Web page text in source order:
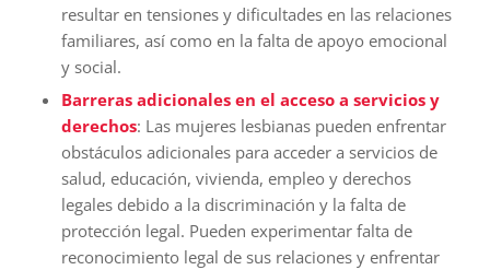
resultar en tensiones y dificultades en las relaciones
familiares, así como en la falta de apoyo emocional
y social.
Barreras adicionales en el acceso a servicios y
derechos: Las mujeres lesbianas pueden enfrentar
obstáculos adicionales para acceder a servicios de
salud, educación, vivienda, empleo y derechos
legales debido a la discriminación y la falta de
protección legal. Pueden experimentar falta de
reconocimiento legal de sus relaciones y enfrentar